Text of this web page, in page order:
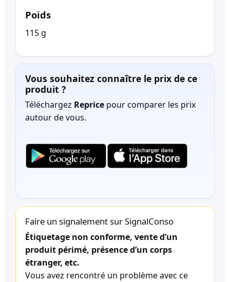
Poids
115 g
Vous souhaitez connaître le prix de ce
produit ?
Téléchargez Reprice pour comparer les prix
autour de vous.
Faire un signalement sur SignalConso
Étiquetage non conforme, vente d’un
produit périmé, présence d’un corps
étranger, etc.
Vous avez rencontré un problème avec ce